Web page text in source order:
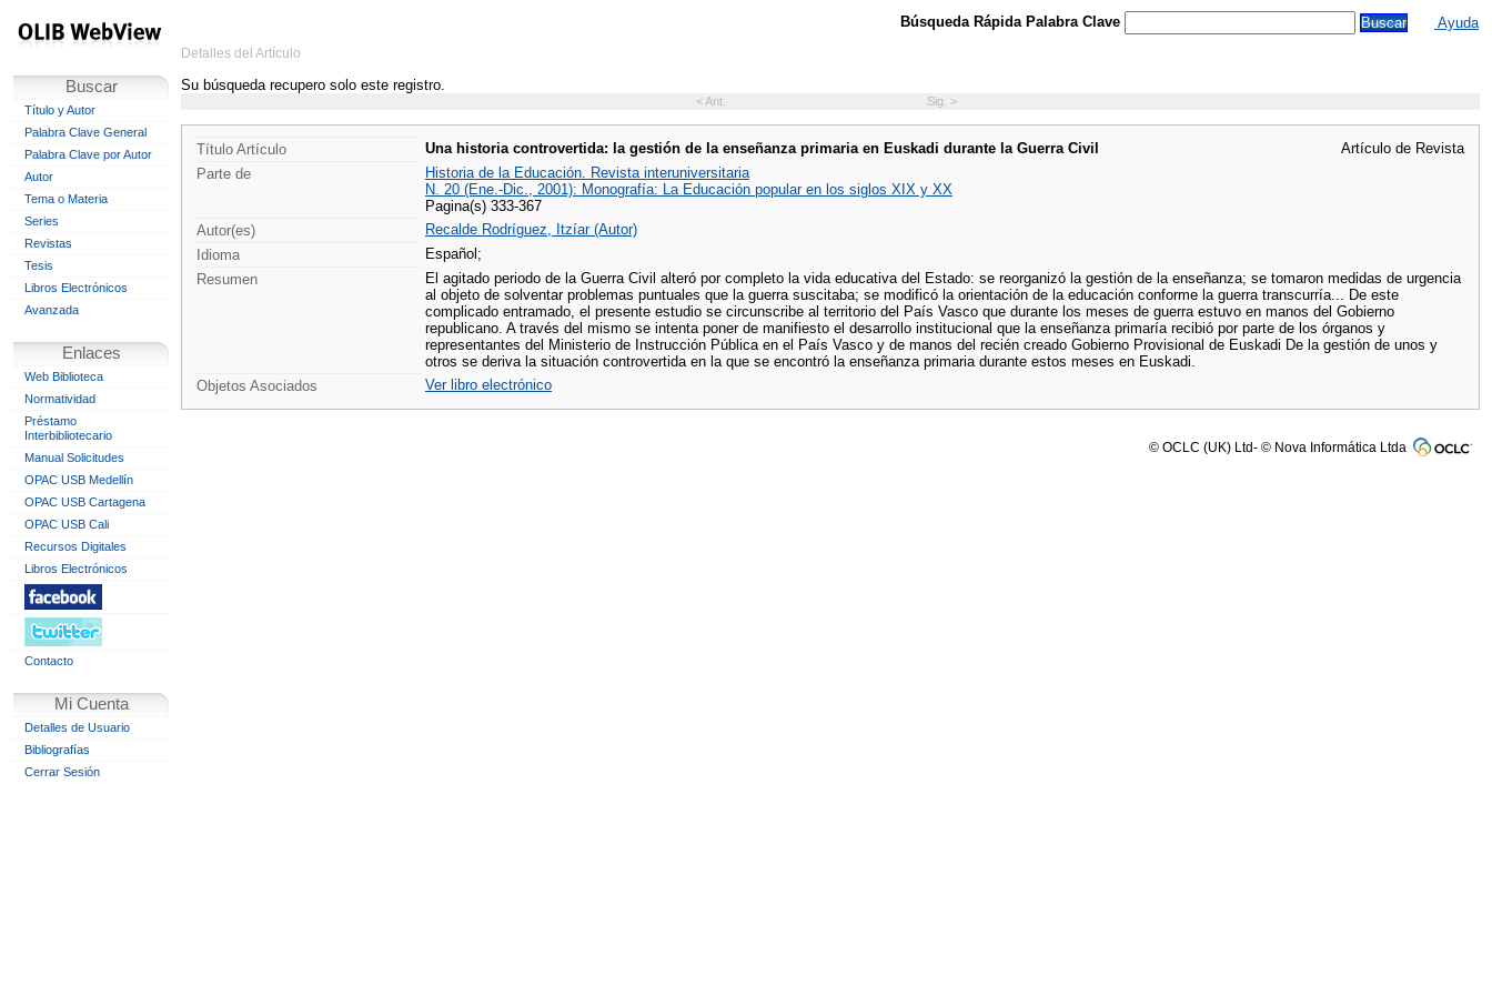
Buscar
Título y Autor
Palabra Clave General
Palabra Clave por Autor
Autor
Tema o Materia
Series
Revistas
Tesis
Libros Electrónicos
Avanzada
Enlaces
Web Biblioteca
Normatividad
Préstamo
Interbibliotecario
Manual Solicitudes
OPAC USB Medellín
OPAC USB Cartagena
OPAC USB Cali
Recursos Digitales
Libros Electrónicos
Contacto
Mi Cuenta
Detalles de Usuario
Bibliografías
Cerrar Sesión
Búsqueda Rápida Palabra Clave Ayuda
Detalles del Artículo
Su búsqueda recupero solo este registro.
< Ant. Sig. >
Título Artículo Una historia controvertida: la gestión de la enseñanza primaria en Euskadi durante la Guerra Civil
Artículo de Revista
Parte de
Historia de la Educación. Revista interuniversitaria
N. 20 (Ene.-Dic., 2001): Monografía: La Educación popular en los siglos XIX y XX
Pagina(s) 333-367
Autor(es)
Recalde Rodríguez, Itzíar (Autor)
Idioma
Español;
Resumen
El agitado periodo de la Guerra Civil alteró por completo la vida educativa del Estado: se reorganizó la gestión de la enseñanza; se tomaron medidas de urgencia
al objeto de solventar problemas puntuales que la guerra suscitaba; se modificó la orientación de la educación conforme la guerra transcurría... De este
complicado entramado, el presente estudio se circunscribe al territorio del País Vasco que durante los meses de guerra estuvo en manos del Gobierno
republicano. A través del mismo se intenta poner de manifiesto el desarrollo institucional que la enseñanza primaría recibió por parte de los órganos y
representantes del Ministerio de Instrucción Pública en el País Vasco y de manos del recién creado Gobierno Provisional de Euskadi De la gestión de unos y
otros se deriva la situación controvertida en la que se encontró la enseñanza primaria durante estos meses en Euskadi.
Objetos Asociados
Ver libro electrónico
© OCLC (UK) Ltd- © Nova Informática Ltda